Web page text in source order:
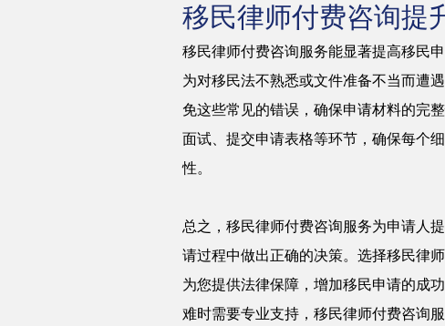
移民律师付费咨询提
移民律师付费咨询服务能显著提高移民
为对移民法不熟悉或文件准备不当而遭
免这些常见的错误，确保申请材料的完
面试、提交申请表格等环节，确保每个
性。
总之，移民律师付费咨询服务为申请人
请过程中做出正确的决策。选择移民律
为您提供法律保障，增加移民申请的成
难时需要专业支持，移民律师付费咨询